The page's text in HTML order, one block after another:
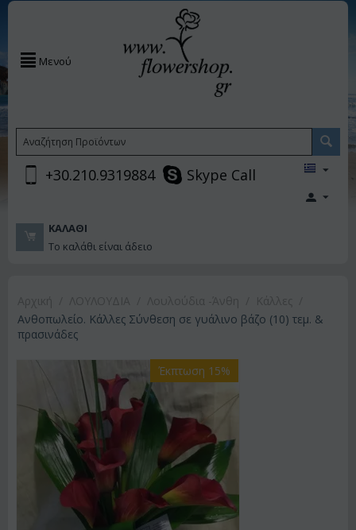
Μενού
+30.210.9319884 Skype Call
ΚΑΛΆΘΙ
Το καλάθι είναι άδειο
Ανθοπωλείο. Κάλλες Σύνθεση σε γυάλινο βάζο (10) τεμ. &
πρασινάδες
Έκπτωση 15%